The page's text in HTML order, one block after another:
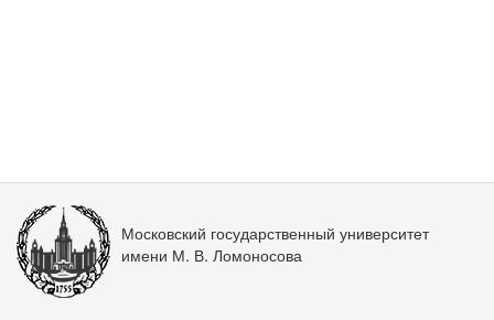
Московский государственный университет
имени М. В. Ломоносова